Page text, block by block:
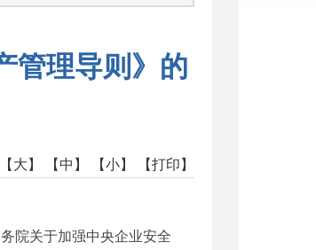
管理导则》的
【大】 【中】 【小】 【打印】
院关于加强中央企业安全